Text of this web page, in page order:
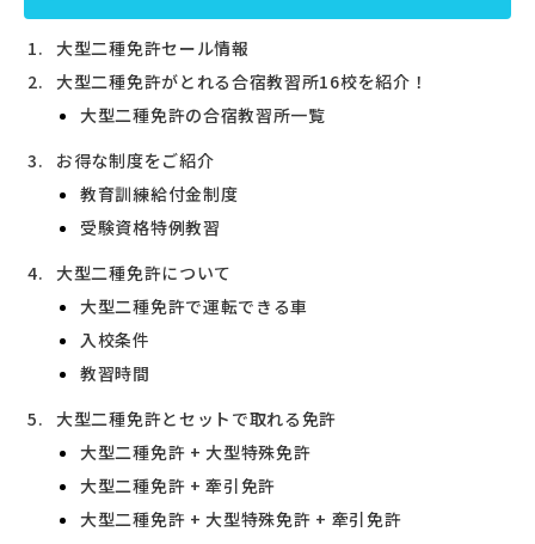
大型二種免許セール情報
大型二種免許がとれる合宿教習所16校を紹介！
大型二種免許の合宿教習所一覧
お得な制度をご紹介
教育訓練給付金制度
受験資格特例教習
大型二種免許について
大型二種免許で運転できる車
入校条件
教習時間
大型二種免許とセットで取れる免許
大型二種免許 + 大型特殊免許
大型二種免許 + 牽引免許
大型二種免許 + 大型特殊免許 + 牽引免許